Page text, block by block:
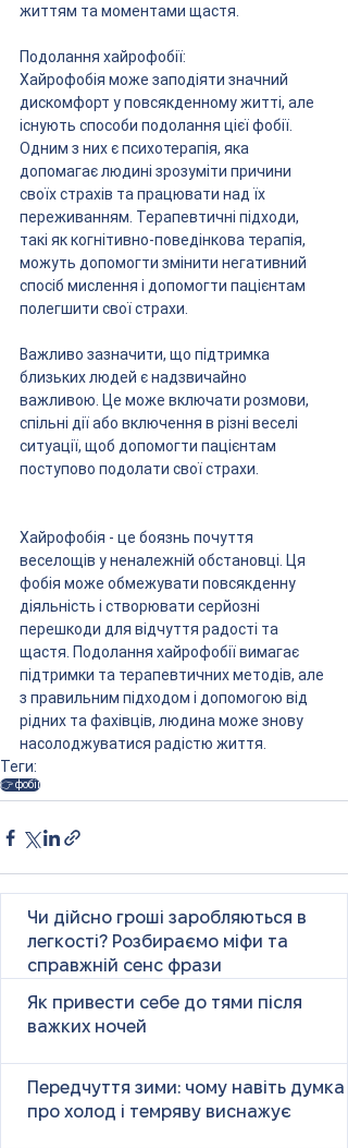
життям та моментами щастя.
Подолання хайрофобії:
Хайрофобія може заподіяти значний
дискомфорт у повсякденному житті, але
існують способи подолання цієї фобії.
Одним з них є психотерапія, яка
допомагає людині зрозуміти причини
своїх страхів та працювати над їх
переживанням. Терапевтичні підходи,
такі як когнітивно-поведінкова терапія,
можуть допомогти змінити негативний
спосіб мислення і допомогти пацієнтам
полегшити свої страхи.
Важливо зазначити, що підтримка
близьких людей є надзвичайно
важливою. Це може включати розмови,
спільні дії або включення в різні веселі
ситуації, щоб допомогти пацієнтам
поступово подолати свої страхи.
Хайрофобія - це боязнь почуття
веселощів у неналежній обстановці. Ця
фобія може обмежувати повсякденну
діяльність і створювати серйозні
перешкоди для відчуття радості та
щастя. Подолання хайрофобії вимагає
підтримки та терапевтичних методів, але
з правильним підходом і допомогою від
рідних та фахівців, людина може знову
насолоджуватися радістю життя.
Теги:
👉 фобії
Чи дійсно гроші заробляються в
легкості? Розбираємо міфи та
справжній сенс фрази
Як привести себе до тями після
важких ночей
Передчуття зими: чому навіть думка
про холод і темряву виснажує